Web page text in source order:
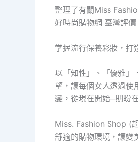
整理了有關Miss
好時尚購物網 臺灣評
掌握流行保養彩妝，打
以「知性」、「優雅」
望，讓每個女人透過使
變，從現在開始─期盼
Miss. Fashion Shop (
舒適的購物環境，讓變